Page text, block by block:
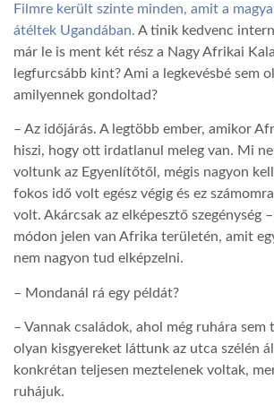
AFRIKA TUDÁSTÁR
A NAP SZÉPE
LINKTR.EE
GLOBOZSARU
DOBRAVERO.HU
Filmre került szinte minden, amit a
átéltek Ugandában. A tinik kedvenc
már le is ment két rész a Nagy Afrikai
legfurcsább kint? Ami a legkevésbé sem
amilyennek gondoltad?
– Az időjárás. A legtöbb ember, amikor
hiszi, hogy ott irdatlanul meleg van. Mi
voltunk az Egyenlítőtől, mégis nagyon
fokos idő volt egész végig és ez
volt. Akárcsak az elképesztő szegénység
módon jelen van Afrika területén, amit
nem nagyon tud elképzelni.
– Mondanál rá egy példát?
– Vannak családok, ahol még ruhára sem
olyan kisgyereket láttunk az utca szélén
konkrétan teljesen meztelenek voltak,
ruhájuk.